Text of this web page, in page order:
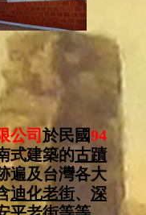
公司於民國94
式建築的古蹟
遍及台灣各大
迪化老街、 深